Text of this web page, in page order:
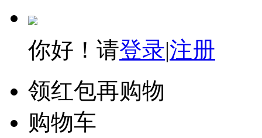
你好！请登录|注册
领红包再购物
购物车